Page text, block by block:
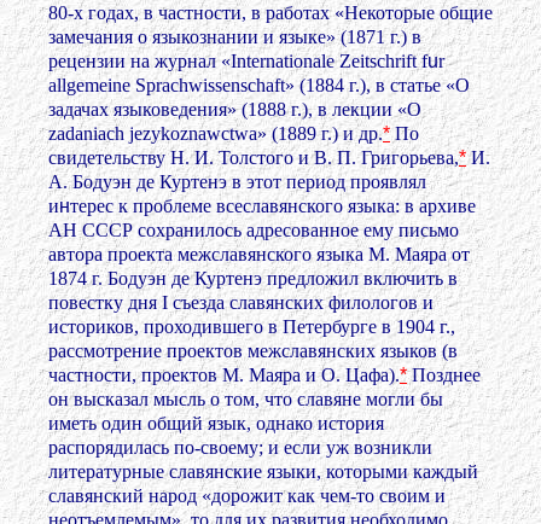
80-х годах, в частности, в работах «Некоторые общие
замечания о языкознании и языке» (1871 г.) в
рецензии на журнал «Internationale Zeitschrift fur
allgemeine Sprachwissenschaft» (1884 г.), в статье «О
задачах языковедения» (1888 г.), в лекции «О
zadaniach jezykoznawctwa» (1889 г.) и др.*По
свидетельству Н. И. Толстого и В. П. Григорьева,*И.
А. Бодуэн де Куртенэ в этот период проявлял
интерес к проблеме всеславянского языка: в архиве
АН СССР сохранилось адресованное ему письмо
автора проекта межславянского языка М. Маяра от
1874 г. Бодуэн де Куртенэ предложил включить в
повестку дня I съезда славянских филологов и
историков, проходившего в Петербурге в 1904 г.,
рассмотрение проектов межславянских языков (в
частности, проектов М. Маяра и О. Цафа).*Позднее
он высказал мысль о том, что славяне могли бы
иметь один общий язык, однако история
распорядилась по-своему; и если уж возникли
литературные славянские языки, которыми каждый
славянский народ «дорожит как чем-то своим и
неотъемлемым», то для их развития необходимо